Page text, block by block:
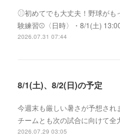
⚾︎初めてでも大丈夫！野球がも
験練習⚾〈日時〉・8/1(土)
2026.07.31 07:44
8/1(土)、8/2(日)の予定
今週末も厳しい暑さが予想さ
チームとも次の試合に向けて全
2026.07.29 03:05